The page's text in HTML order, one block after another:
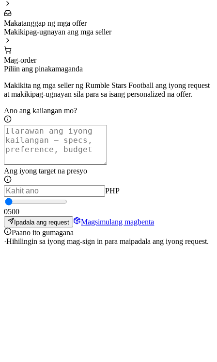
Makatanggap ng mga offer
Makikipag-ugnayan ang mga seller
Mag-order
Piliin ang pinakamaganda
Makikita ng mga seller ng Rumble Stars Football ang iyong request
at makikipag-ugnayan sila para sa isang personalized na offer.
Ano ang kailangan mo?
Ang iyong target na presyo
PHP
0500
Ipadala ang request
Magsimulang magbenta
Paano ito gumagana
·Hihilingin sa iyong mag-sign in para maipadala ang iyong request.